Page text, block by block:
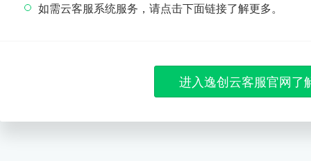
如需云客服系统服务，请点击下面链接了解更多。
进入逸创云客服官网了